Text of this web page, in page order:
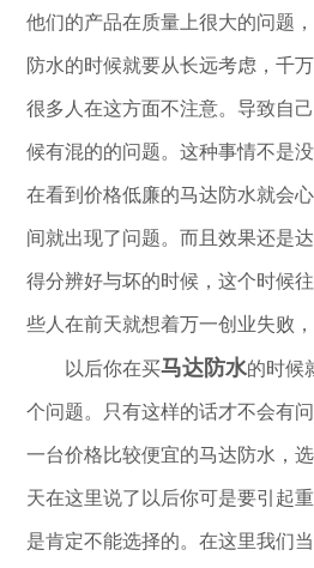
他们的产品在质量上很大的问题
防水的时候就要从长远考虑，千
很多人在这方面不注意。导致自
候有混的的问题。这种事情不是
在看到价格低廉的马达防水就会
间就出现了问题。而且效果还是
得分辨好与坏的时候，这个时候
些人在前天就想着万一创业失败
以后你在买马达防水的时候
个问题。只有这样的话才不会有
一台价格比较便宜的马达防水，
天在这里说了以后你可是要引起
是肯定不能选择的。在这里我们